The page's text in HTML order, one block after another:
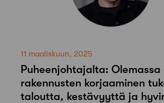
11 maaliskuun, 2025
Puheenjohtajalta: Olemassa
rakennusten korjaaminen
taloutta, kestävyyttä ja